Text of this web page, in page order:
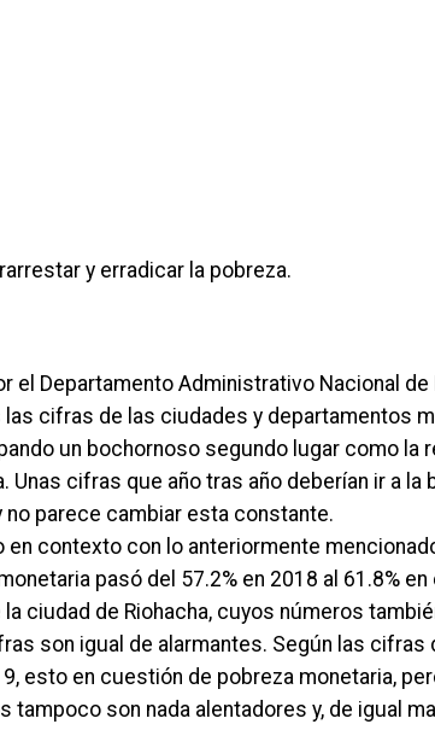
y erradicar la pobreza.
el Departamento Administrativo Nacional de
cifras de las ciudades y departamentos
un bochornoso segundo lugar como la
cifras que año tras año deberían ir a la
parece cambiar esta constante.
contexto con lo anteriormente
pasó del 57.2% en 2018 al 61.8% en
ciudad de Riohacha, cuyos números
son igual de alarmantes. Según las cifras
esto en cuestión de pobreza monetaria,
son nada alentadores y, de igual